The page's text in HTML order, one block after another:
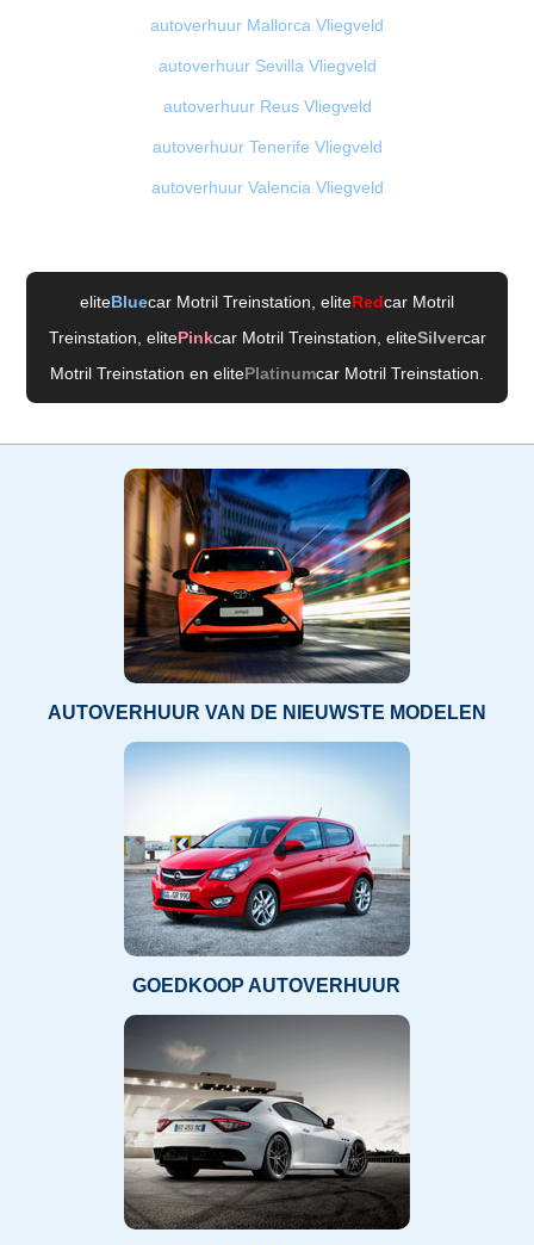
autoverhuur Mallorca Vliegveld
autoverhuur Sevilla Vliegveld
autoverhuur Reus Vliegveld
autoverhuur Tenerife Vliegveld
autoverhuur Valencia Vliegveld
eliteBluecar Motril Treinstation , eliteRedcar Motril
Treinstation , elitePinkcar Motril Treinstation , eliteSilvercar
Motril Treinstation en elitePlatinumcar Motril Treinstation
AUTOVERHUUR VAN DE NIEUWSTE MODELEN
GOEDKOOP AUTOVERHUUR